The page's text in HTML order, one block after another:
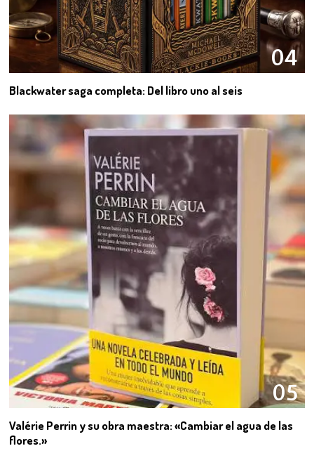
04
Blackwater saga completa: Del libro uno al seis
05
Valérie Perrin y su obra maestra: «Cambiar el agua de las
flores.»